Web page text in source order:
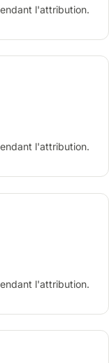
l'attribution.
l'attribution.
l'attribution.